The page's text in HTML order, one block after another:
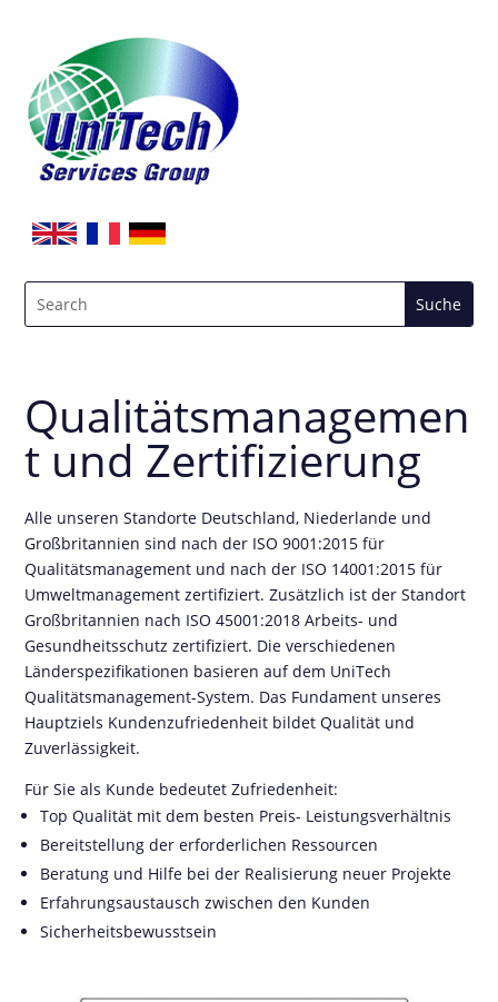
Qualitätsmanagemen
t und Zertifizierung
Alle unseren Standorte Deutschland, Niederlande und
Großbritannien sind nach der ISO 9001:2015 für
Qualitätsmanagement und nach der ISO 14001:2015 für
Umweltmanagement zertifiziert. Zusätzlich ist der Standort
Großbritannien nach ISO 45001:2018 Arbeits- und
Gesundheitsschutz zertifiziert. Die verschiedenen
Länderspezifikationen basieren auf dem UniTech
Qualitätsmanagement-System. Das Fundament unseres
Hauptziels Kundenzufriedenheit bildet Qualität und
Zuverlässigkeit.
Für Sie als Kunde bedeutet Zufriedenheit:
Top Qualität mit dem besten Preis- Leistungsverhältnis
Bereitstellung der erforderlichen Ressourcen
Beratung und Hilfe bei der Realisierung neuer Projekte
Erfahrungsaustausch zwischen den Kunden
Sicherheitsbewusstsein